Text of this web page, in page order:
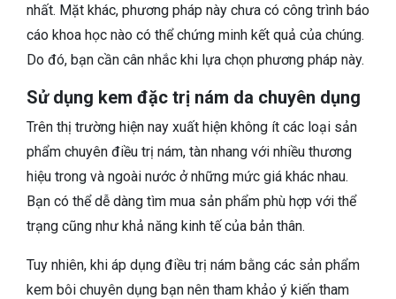
nhất. Mặt khác, phương pháp này chưa có công trình báo
cáo khoa học nào có thể chứng minh kết quả của chúng.
Do đó, bạn cần cân nhắc khi lựa chọn phương pháp này.
Sử dụng kem đặc trị nám da chuyên dụng
Trên thị trường hiện nay xuất hiện không ít các loại sản
phẩm chuyên điều trị nám, tàn nhang với nhiều thương
hiệu trong và ngoài nước ở những mức giá khác nhau.
Bạn có thể dễ dàng tìm mua sản phẩm phù hợp với thể
trạng cũng như khả năng kinh tế của bản thân.
Tuy nhiên, khi áp dụng điều trị nám bằng các sản phẩm
kem bôi chuyên dụng bạn nên tham khảo ý kiến tham